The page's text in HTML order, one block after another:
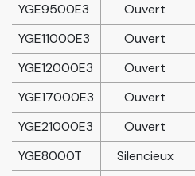
YGE9500E3
Ouvert
YGE11000E3
Ouvert
YGE12000E3
Ouvert
YGE17000E3
Ouvert
YGE21000E3
Ouvert
YGE8000T
Silencieux